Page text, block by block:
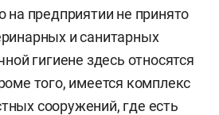
на предприятии не принято
и санитарных
гигиене здесь относятся
того, имеется комплекс
сооружений, где есть